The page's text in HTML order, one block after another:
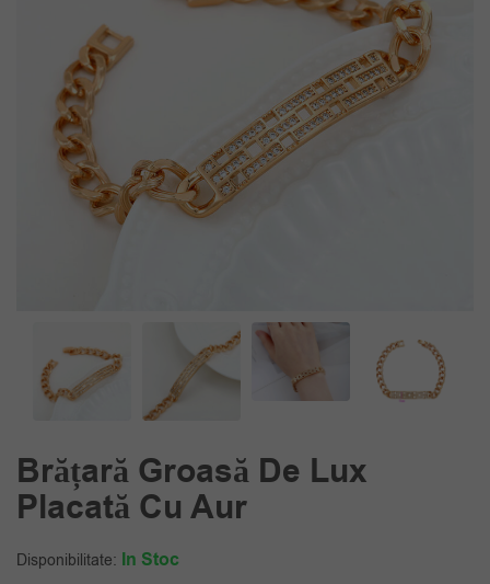
Brățară Groasă De Lux
Placată Cu Aur
Disponibilitate: In Stoc